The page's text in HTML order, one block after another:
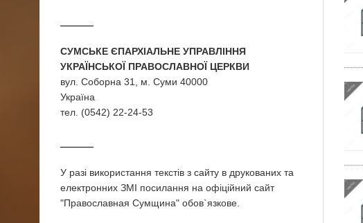
СУМСЬКЕ ЄПАРХІАЛЬНЕ УПРАВЛІННЯ
УКРАЇНСЬКОЇ ПРАВОСЛАВНОЇ ЦЕРКВИ
вул. Соборна 31, м. Суми 40000
Україна
тел. (0542) 22-24-53
У разi використання текстiв з сайту в друкованих та
електронних ЗМI посилання на офіційний сайт
"Православная Сумщина" обов`язкове.